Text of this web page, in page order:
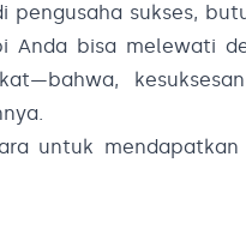
pengusaha sukses,
Anda bisa melewati
untuk